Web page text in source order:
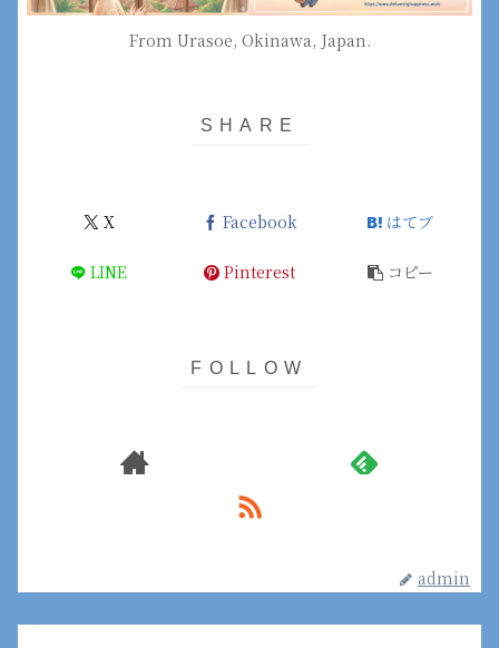
From Urasoe, Okinawa, Japan.
X Facebook はてブ
LINE Pinterest コピー
admin